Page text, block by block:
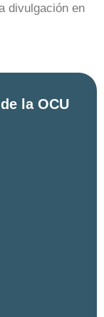
divulgación en
la OCU